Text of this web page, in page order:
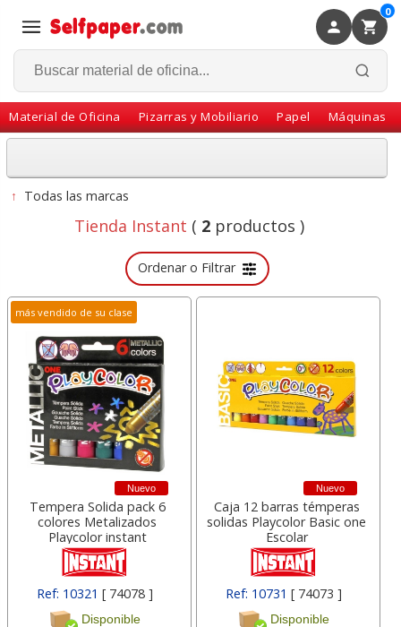
0
Material de Oficina Pizarras y Mobiliario Papel Máquinas
Volver
↑ Todas las marcas
Tienda Instant ( 2 productos )
Ordenar o Filtrar
más vendido de su clase
Nuevo
Tempera Solida pack 6
colores Metalizados
Playcolor instant
Ref: 10321[ 74078 ]
Disponible
Nuevo
Caja 12 barras témperas
solidas Playcolor Basic one
Escolar
Ref: 10731[ 74073 ]
Disponible